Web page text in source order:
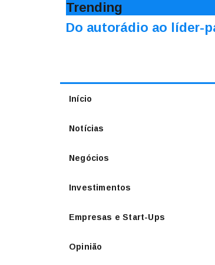
Trending
Do autorádio ao líder-
Início
Notícias
Negócios
Investimentos
Empresas e Start-Ups
Opinião